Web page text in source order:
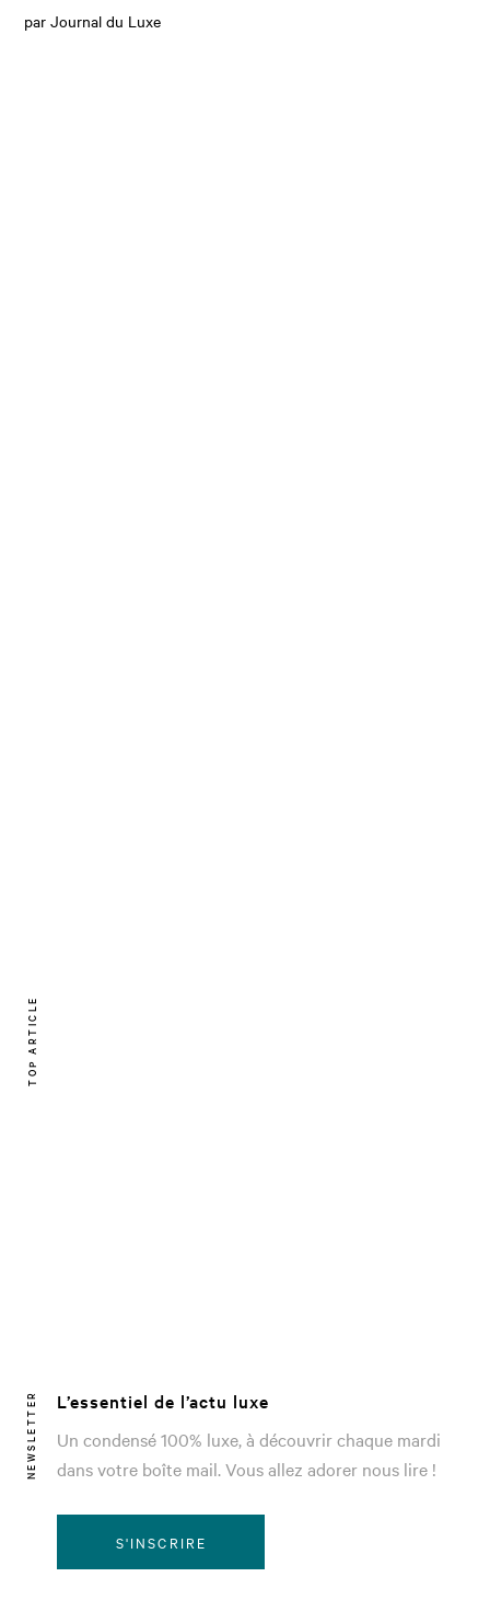
par Journal du Luxe
TOP ARTICLE
NEWSLETTER
L’essentiel de l’actu luxe
Un condensé 100% luxe, à découvrir chaque mardi
dans votre boîte mail. Vous allez adorer nous lire !
S'INSCRIRE